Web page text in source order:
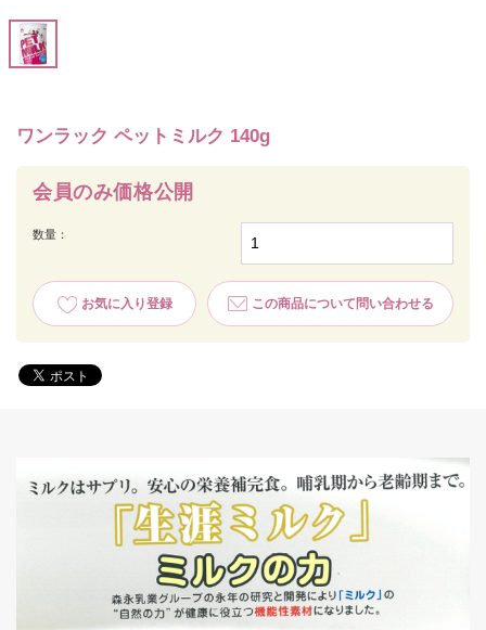
ワンラック ペットミルク 140g
会員のみ価格公開
数量：
お気に入り登録 この商品について問い合わせる